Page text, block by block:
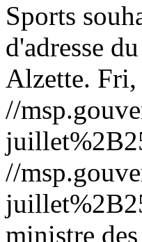
Sports
d'adresse
Alzette. Fri,
//
//
ministre